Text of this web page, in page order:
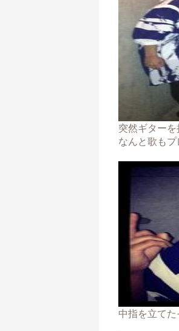
突然ギター
なんと歌も
中指を立て